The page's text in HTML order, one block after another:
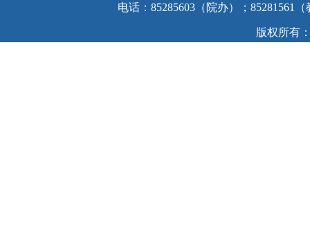
电话：85285603（院办）；85281561
版权所有